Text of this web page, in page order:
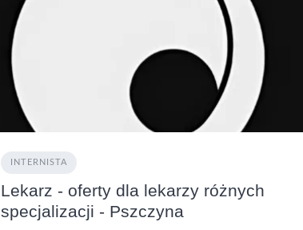
INTERNISTA
Lekarz - oferty dla lekarzy różnych
specjalizacji - Pszczyna